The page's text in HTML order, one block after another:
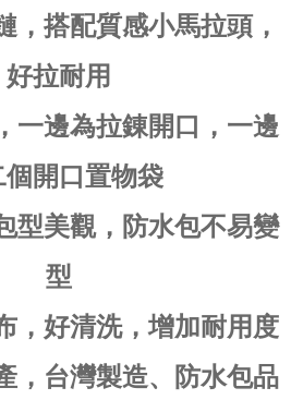
，搭配質感小馬拉頭，
好拉耐用
一邊為拉錬開口，一邊
個開口置物袋
型美觀，防水包不易變
型
，好清洗，增加耐用度
，台灣製造、防水包品